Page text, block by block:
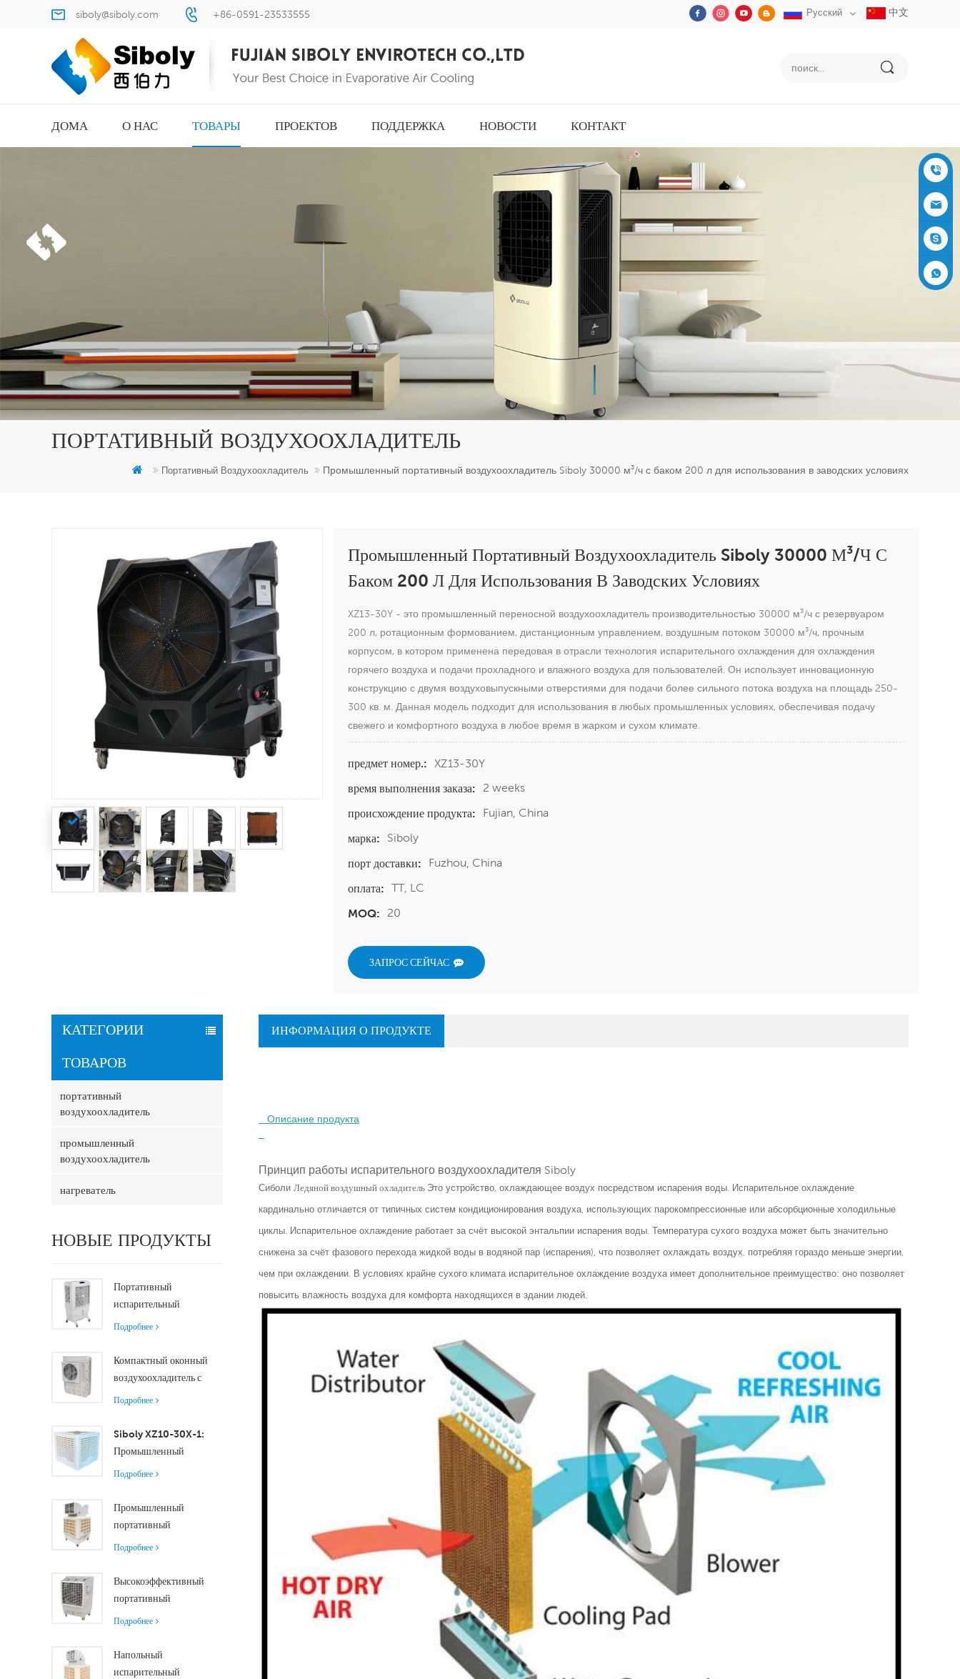
siboly@siboly.com +86-0591-23533555 Русский 中文
ДОМА О НАС ТОВАРЫ ПРОЕКТОВ ПОДДЕРЖКА НОВОСТИ КОНТАКТ
ПОРТАТИВНЫЙ ВОЗДУХООХЛАДИТЕЛЬ
Портативный Воздухоохладитель Промышленный портативный воздухоохладитель Siboly 30000 м³/ч с баком 200 л для использования в заводских условиях
Промышленный Портативный Воздухоохладитель Siboly 30000 М³/ч С
Баком 200 Л Для Использования В Заводских Условиях
XZ13-30Y - это промышленный переносной воздухоохладитель производительностью 30000 м³/ч с резервуаром
200 л, ротационным формованием, дистанционным управлением, воздушным потоком 30000 м³/ч, прочным
корпусом, в котором применена передовая в отрасли технология испарительного охлаждения для охлаждения
горячего воздуха и подачи прохладного и влажного воздуха для пользователей. Он использует инновационную
конструкцию с двумя воздуховыпускными отверстиями для подачи более сильного потока воздуха на площадь 250-
300 кв. м. Данная модель подходит для использования в любых промышленных условиях, обеспечивая подачу
свежего и комфортного воздуха в любое время в жарком и сухом климате.
предмет номер.:
XZ13-30Y
время выполнения заказа:
2 weeks
происхождение продукта:
Fujian, China
марка:
Siboly
порт доставки:
Fuzhou, China
оплата: TT, LC
MOQ:
20
ЗАПРОС СЕЙЧАС
КАТЕГОРИИ
ТОВАРОВ
портативный
воздухоохладитель
промышленный
воздухоохладитель
нагреватель
НОВЫЕ ПРОДУКТЫ
Портативный
испарительный
воздухоохладитель
8000 м³/ч с
Подробнее
Компактный оконный
воздухоохладитель с
осевым двигателем
эффективное
охлаждение помещений
размера.
Подробнее
Siboly XZ10-30X-1:
Промышленный
испарительный
производительностью
30000 м³/ч
Подробнее
Промышленный
портативный
воздухоохладитель
18000 м³/ч с
дистанционным
охлаждения больших
Подробнее
Высокоэффективный
портативный
испарительный
производительностью
Подробнее
Напольный
испарительный
ИНФОРМАЦИЯ О ПРОДУКТЕ
Принцип работы испарительного воздухоохладителя Siboly
Сиболи Ледяной воздушный охладитель Это устройство, охлаждающее воздух посредством испарения воды. Испарительное охлаждение
кардинально отличается от типичных систем кондиционирования воздуха, использующих парокомпрессионные или абсорбционные холодильные
циклы. Испарительное охлаждение работает за счёт высокой энтальпии испарения воды. Температура сухого воздуха может быть значительно
снижена за счёт фазового перехода жидкой воды в водяной пар (испарения), что позволяет охлаждать воздух, потребляя гораздо меньше энергии,
чем при охлаждении. В условиях крайне сухого климата испарительное охлаждение воздуха имеет дополнительное преимущество: оно позволяет
повысить влажность воздуха для комфорта находящихся в здании людей.
+86-05
91-2353
3555
siboly@s
iboly.co
evaporat
er
5951777